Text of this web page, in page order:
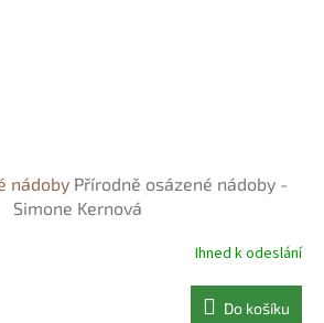
nádoby Přírodně osázené nádoby -
Simone Kernová
Ihned k odeslání
Do košíku